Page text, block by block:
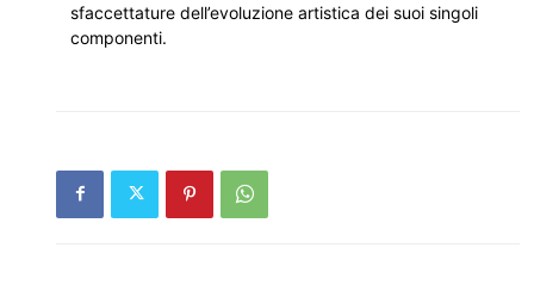
sfaccettature dell’evoluzione artistica dei suoi singoli
componenti.